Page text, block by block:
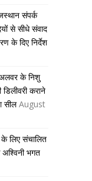
संपर्क
से सीधे संवाद
के दिए निर्देश
अलवर के निशु
डिलीवरी कराने
सील August
लिए संचालित
अश्विनी भगत